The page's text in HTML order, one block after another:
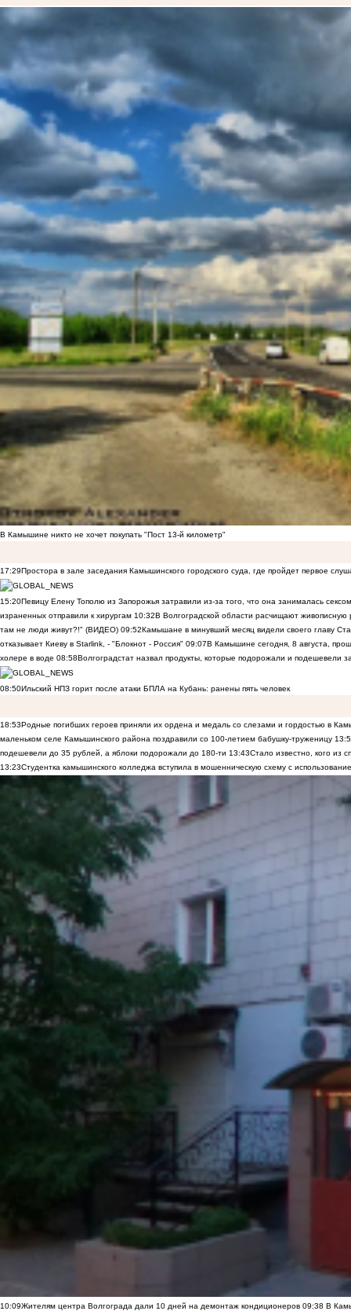
В Камышине никто не хочет покупать "Пост 13-й километр"
17:29Простора в зале заседания Камышинского городского суда, где пройдет первое
15:20Певицу Елену Тополю из Запорожья затравили из-за того, что она занималась
израненных отправили к хирургам 10:32В Волгоградской области расчищают
там не люди живут?!" (ВИДЕО) 09:52Камышане в минувший месяц видели своего главу
отказывает Киеву в Starlink, - "Блокнот - Россия" 09:07В Камышине сегодня, 8 августа,
холере в воде 08:58Волгоградстат назвал продукты, которые подорожали и подешевели
08:50Ильский НПЗ горит после атаки БПЛА на Кубань: ранены пять человек
18:53Родные погибших героев приняли их ордена и медаль со слезами и гордостью в
маленьком селе Камышинского района поздравили со 100-летием бабушку-труженицу
подешевели до 35 рублей, а яблоки подорожали до 180-ти 13:43Стало известно, кого из
13:23Студентка камышинского колледжа вступила в мошенническую схему с
10:09Жителям центра Волгограда дали 10 дней на демонтаж кондиционеров 09:38 В